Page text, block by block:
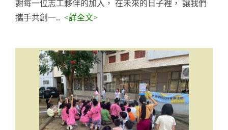
謝每一位志工夥伴的加入， 在未來的日子裡， 讓我們
攜手共創一.. <詳全文>